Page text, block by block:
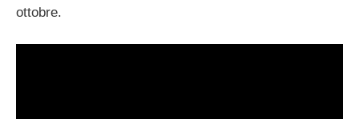
ottobre.